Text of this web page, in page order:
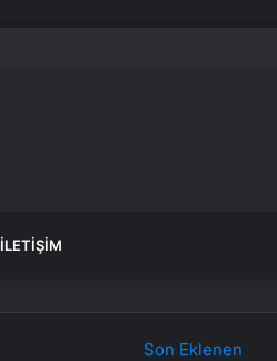
İLETIŞIM
Son Eklenen